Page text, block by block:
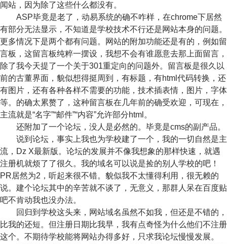
闻站，因为除了这些什么都没有。
ASP毕竟是老了，动易系统的确不咋样，在chrome下居然
有部分无法显示，不知道是学校技术不行还是网站本身的问题。
更多情况下是两个都有问题。网站的附加功能还是有的，例如留
言板，这留言板纯粹一摆设，我想不会有谁愿意去那上面留言，
除了我今天提了一个关于301重定向的问题外。留言板是很久以
前的古董界面，貌似想得挺周到，有标题，有html代码转换，还
有图片，还有各种各样不需要的功能，技术插表情，图片，字体
等。的确太累赘了，这种留言板在几年前的确受欢迎，可现在，
主流就是“名字”“邮件”“内容”允许部分html。
还附加了一个论坛，没人是必然的。毕竟是cms的副产品。
说到论坛，事实上我也为学校建了一个，我的一切自然是主
流，Dz X最新版。论坛的发展并不像我想象的那样快速，就遇
注册机就烦了了很久。我的域名可以说是捡的别人学校的吧！
PR居然为2，听起来很不错。貌似我不太懂得利用，很无赖的
说。建个论坛其中的辛苦就不谈了，无意义，那群人呆在百度贴
吧不肯动我也没办法。
回归到学校这头来，网站域名虽然不如我，但还是不错的，
比我的还短。但注册日期比我早，我有点奇怪为什么他们不注册
这个。不期待学校能将网站办得多好，只求我论坛慢慢发展。